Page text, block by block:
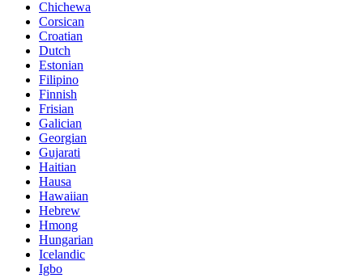
Chichewa
Corsican
Croatian
Dutch
Estonian
Filipino
Finnish
Frisian
Galician
Georgian
Gujarati
Haitian
Hausa
Hawaiian
Hebrew
Hmong
Hungarian
Icelandic
Igbo